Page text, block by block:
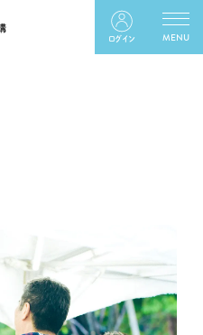
ログイン